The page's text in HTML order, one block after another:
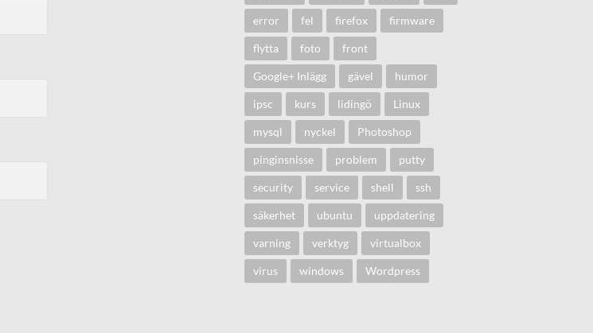
error fel firefox firmware
flytta foto front
Google+ Inlägg gävel humor
ipsc kurs lidingö Linux
mysql nyckel Photoshop
pinginsnisse problem putty
security service shell ssh
säkerhet ubuntu uppdatering
varning verktyg virtualbox
virus windows Wordpress